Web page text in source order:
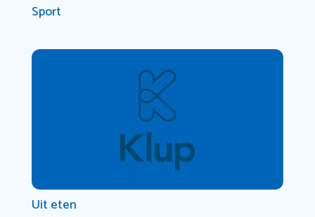
Sport
Uit eten